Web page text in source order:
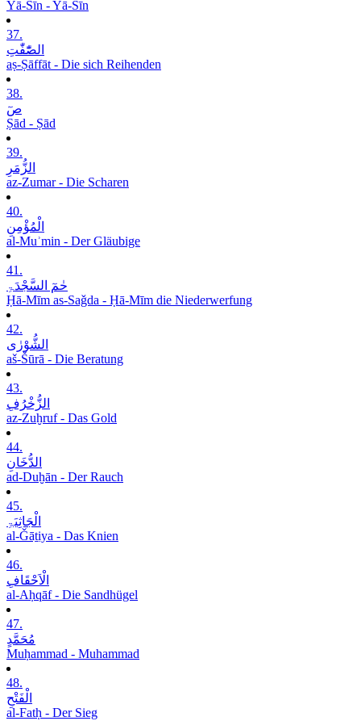
Yā-Sīn - Yā-Sīn
37.
الصّٰٓفّٰتِ
aṣ-Ṣāffāt - Die sich Reihenden
38.
صٓ
Ṣād - Ṣād
39.
الزُّمَرِ
az-Zumar - Die Scharen
40.
الْمُؤْمِنِ
al-Muʾmin - Der Gläubige
41.
حٰمٓ السَّجْدَۃِ
Ḥā-Mīm as-Saǧda - Ḥā-Mīm die Niederwerfung
42.
الشُّوْرٰی
aš-Šūrā - Die Beratung
43.
الزُّخْرُفِ
az-Zuḫruf - Das Gold
44.
الدُّخَانِ
ad-Duḫān - Der Rauch
45.
الْجَاثِیَۃِ
al-Ǧāṯiya - Das Knien
46.
الْاَحْقَافِ
al-Aḥqāf - Die Sandhügel
47.
مُحَمَّدٍ
Muḥammad - Muhammad
48.
الْفَتْحِ
al-Fatḥ - Der Sieg